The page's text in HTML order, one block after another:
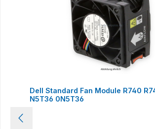
Dell Standard Fan Module R740
N5T36 0N5T36